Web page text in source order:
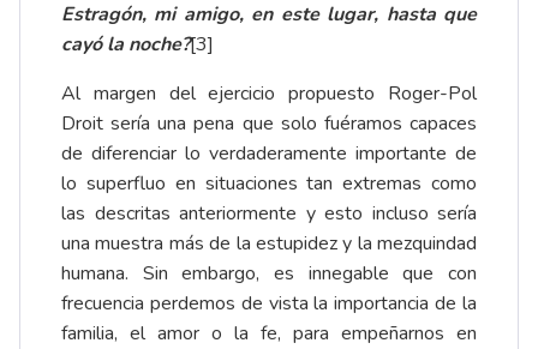
Estragón, mi amigo, en este lugar, hasta que
cayó la noche?[3]
Al margen del ejercicio propuesto Roger-Pol
Droit sería una pena que solo fuéramos capaces
de diferenciar lo verdaderamente importante de
lo superfluo en situaciones tan extremas como
las descritas anteriormente y esto incluso sería
una muestra más de la estupidez y la mezquindad
humana. Sin embargo, es innegable que con
frecuencia perdemos de vista la importancia de la
familia, el amor o la fe, para empeñarnos en